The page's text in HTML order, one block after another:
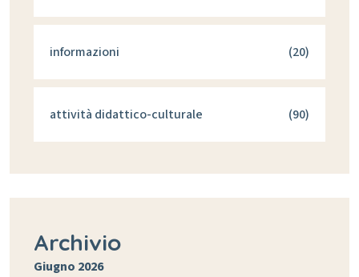
informazioni (20)
attività didattico-culturale (90)
Archivio
Giugno 2026